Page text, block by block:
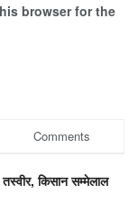
browser for the
Comments
किसान सम्मेलाल